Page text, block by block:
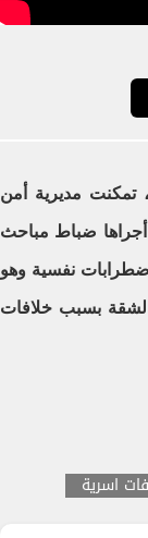
واحدة، تمكنت مديرية أمن
أجراها ضباط مباحث
نفسية وهو
الشقة بسبب خلافات
اسرية